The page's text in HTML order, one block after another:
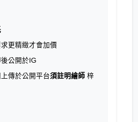
更精緻才會加價
公開於IG
傳於公開平台須註明繪師 梓